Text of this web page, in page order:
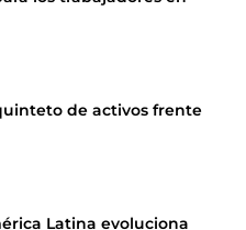
de activos frente
Latina evoluciona